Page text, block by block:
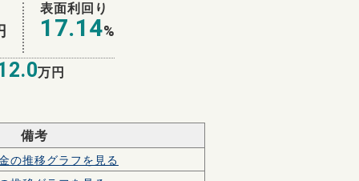
表面利回り
17.14%
万円
備考
の推移グラフを見る